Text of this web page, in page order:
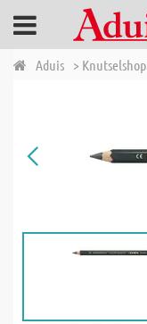
Aduis > Knutselshop